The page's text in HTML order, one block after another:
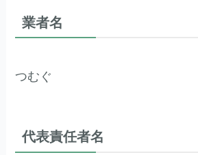
業者名
つむぐ
代表責任者名